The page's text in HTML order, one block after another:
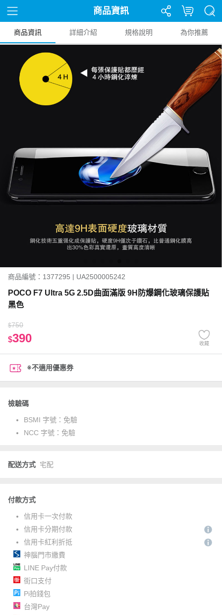
商品資訊
商品資訊 詳細介紹 規格說明 為你推薦
商品編號：1377295 | UA2500005242
POCO F7 Ultra 5G 2.5D曲面滿版 9H防爆鋼化玻璃保護貼
黑色
$750
$390 收藏
※不適用優惠券
檢驗碼
BSMI 字號： 免驗
NCC 字號： 免驗
配送方式 宅配
付款方式
信用卡一次付款
信用卡分期付款
信用卡紅利折抵
神腦門市繳費
LINE Pay付款
街口支付
Pi拍錢包
台灣Pay